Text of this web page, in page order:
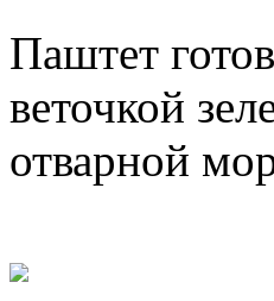
Паштет
веточкой
отварной